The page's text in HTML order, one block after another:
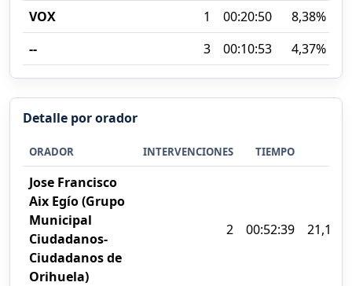
VOX 1 00:20:50
8,38%
--
3 00:10:53 4,37%
Detalle por orador
ORADOR INTERVENCIONES TIEMPO
Jose Francisco
Aix Egío (Grupo
Municipal
Ciudadanos-
Ciudadanos de
Orihuela)
2 00:52:39 21,17%